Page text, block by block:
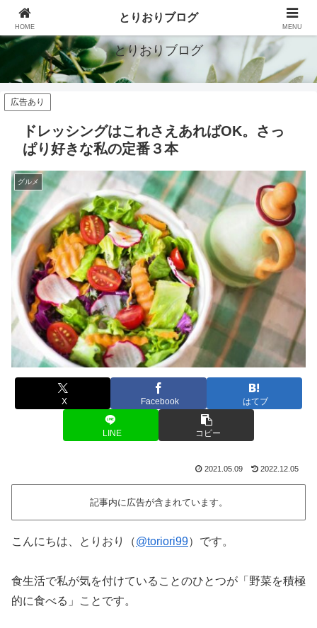
シンプルで豊かな暮らしを目指す
とりおりブログ
広告あり
ドレッシングはこれさえあればOK。さっ
ぱり好きな私の定番３本
グルメ
X Facebook はてブ
LINE コピー
2021.05.09 2022.12.05
記事内に広告が含まれています。
こんにちは、とりおり（@toriori99）です。
食生活で私が気を付けていることのひとつが「野菜を積極
的に食べる」ことです。
HOME
とりおりブログ
MENU